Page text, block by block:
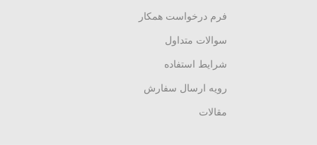
فرم درخواست همکار
سوالات متداول
شرایط استفاده
رویه ارسال سفارش
مقالات